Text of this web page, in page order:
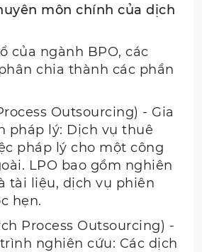
môn chính của dịch
của ngành BPO, các
chia thành các phần
Outsourcing) - Gia
pháp lý: Dịch vụ thuê
pháp lý cho một công
LPO bao gồm nghiên
tài liệu, dịch vụ phiên
hẹn.
Process Outsourcing) -
nghiên cứu: Các dịch